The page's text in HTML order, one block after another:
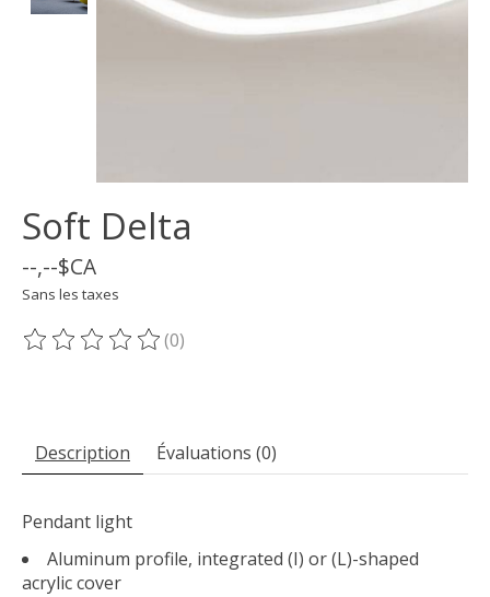
Soft Delta
--,--$CA
Sans les taxes
Ce produit est évalué à
(0)
Description Évaluations (0)
Pendant light
Aluminum profile, integrated (I) or (L)-shaped
acrylic cover